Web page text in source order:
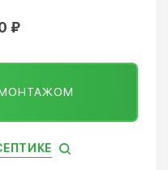
₽
МОНТАЖОМ